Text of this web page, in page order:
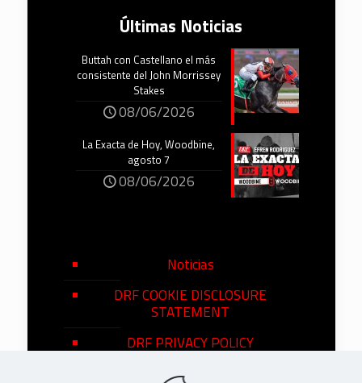
Últimas Noticias
Buttah con Castellano el más
consistente del John Morrissey
Stakes
08/06/2026
La Exacta de Hoy, Woodbine,
agosto 7
08/06/2026
Noticias
DRF COOKIE DISCLOSURE
STATEMENT
DRF PRIVACY POLICY